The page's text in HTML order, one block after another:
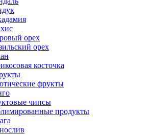
орех
орех
косточка
фрукты
чипсы
продукты